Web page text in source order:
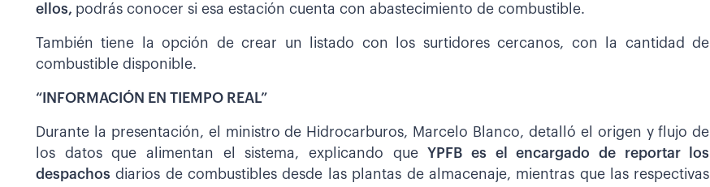
ellos, podrás conocer si esa estación cuenta con abastecimiento de combustible.
También tiene la opción de crear un listado con los surtidores cercanos, con la cantidad de
combustible disponible.
“INFORMACIÓN EN TIEMPO REAL”
Durante la presentación, el ministro de Hidrocarburos, Marcelo Blanco, detalló el origen y flujo de
los datos que alimentan el sistema, explicando que YPFB es el encargado de reportar los
despachos diarios de combustibles desde las plantas de almacenaje, mientras que las respectivas